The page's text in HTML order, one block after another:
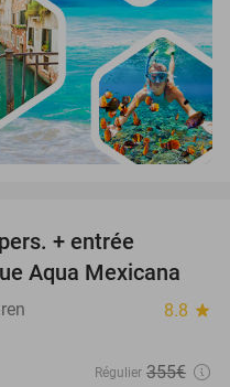
+ entrée
Aqua Mexicana
8.8 star
Régulier 355€